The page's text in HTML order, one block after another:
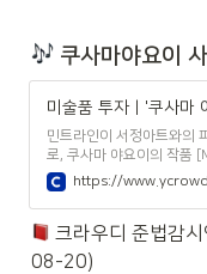
쿠사마야요이
민트라인이 서정아트와의
로, 쿠사마 야요이의 작품
That Blooms in the
The Night,
자를 진행합니다. 향후 작
투자금액에 비례하여 수익
게 됩니다.
크라우디 준법감
08-20)